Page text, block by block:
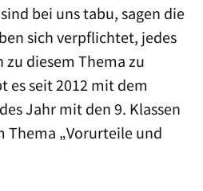
bei uns tabu, sagen die
sich verpflichtet, jedes
diesem Thema zu
es seit 2012 mit dem
Jahr mit den 9. Klassen
Thema „Vorurteile und